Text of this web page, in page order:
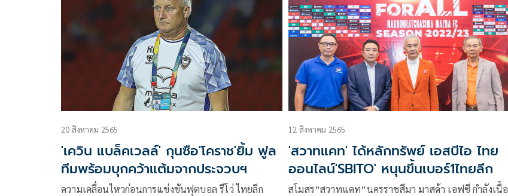
2565 เวลา 18.00 น. โดยทีมแข้งเทพ ที่ยังชนะรวดและ
ยังไม่เสียประตูเลย และต้องเจอกับ สวาทแคท ที่มี 4
คะแนน หลังผ่านสามนัด
20 สิงหาคม 2565
'เควิน แบล็คเวลล์' กุนซือ'โคราช'ยิ้ม ฟูล
ทีมพร้อมบุกคว้าแต้มจากประจวบฯ
ความเคลื่อนไหวก่อนการแข่งขันฟุตบอล รีโว่ ไทยลีก
12 สิงหาคม 2565
'สวาทแคท' ได้หลักทรัพย์ เอสบีไอ ไทย
ออนไลน์'SBITO' หนุนขึ้นเบอร์1ไทยลีก
สโมสร”สวาทแคท”นครราชสีมา มาสด้า เอฟซี กำลังเนื้อ